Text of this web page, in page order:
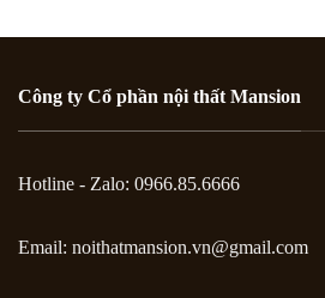
Công ty Cổ phần nội thất Mansion
Hotline - Zalo: 0966.85.6666
Email: noithatmansion.vn@gmail.com